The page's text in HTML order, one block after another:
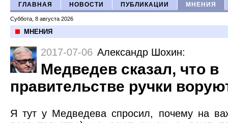
ГЛАВНАЯ НОВОСТИ ПУБЛИКАЦИИ МНЕНИЯ
Суббота, 8 августа 2026
МНЕНИЯ
2017-07-06 Александр Шохин:
Медведев сказал, что в
правительстве ручки
Я тут у Медведева спросил, почему на